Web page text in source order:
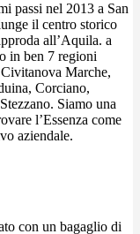
passi nel 2013 a San
il centro storico
all’Aquila. a
in ben 7 regioni
Marche,
Corciano,
Siamo una
l’Essenza come
aziendale.
con un bagaglio di